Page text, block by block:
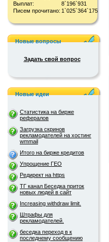
Выплат:
8`196`931
Писем прочитано: 1`025`364`175
Новые вопросы
Задать свой вопрос
Новые идеи
Статистика на бирже
рефералов
Загрузка скринов
рекламодателей на хостинг
wmmail
Итого на бирже кредитов
Упрощение ГЕО
Редирект на https
ТГ канал Беседка приток
новых людей в сайт
Increasing withdraw limit.
Штрафы для
рекламодателей.
беседка переход в к
последнему сообщению